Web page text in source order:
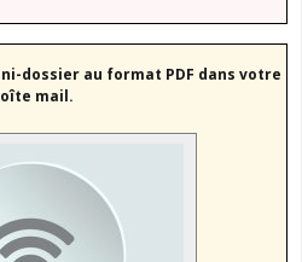
dossier au format PDF dans votre
mail.